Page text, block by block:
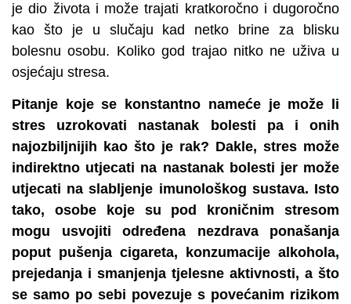
je dio života i može trajati kratkoročno i dugoročno
kao što je u slučaju kad netko brine za blisku
bolesnu osobu. Koliko god trajao nitko ne uživa u
osjećaju stresa.
Pitanje koje se konstantno nameće je može li
stres uzrokovati nastanak bolesti pa i onih
najozbiljnijih kao što je rak? Dakle, stres može
indirektno utjecati na nastanak bolesti jer može
utjecati na slabljenje imunološkog sustava. Isto
tako, osobe koje su pod kroničnim stresom
mogu usvojiti određena nezdrava ponašanja
poput pušenja cigareta, konzumacije alkohola,
prejedanja i smanjenja tjelesne aktivnosti, a što
se samo po sebi povezuje s povećanim rizikom